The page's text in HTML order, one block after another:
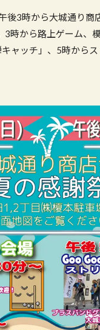
後3時から大城通り商
3時から路上ゲーム、
キャッチ」、5時から